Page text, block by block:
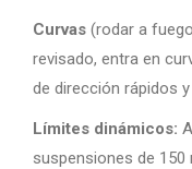
Curvas (rodar a
revisado, entra en
de dirección rápidos
Límites dinámicos:
suspensiones de